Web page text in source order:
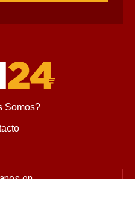
Cambiar imagen